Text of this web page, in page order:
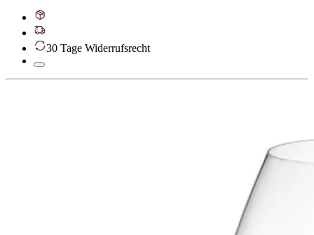
30 Tage Widerrufsrecht